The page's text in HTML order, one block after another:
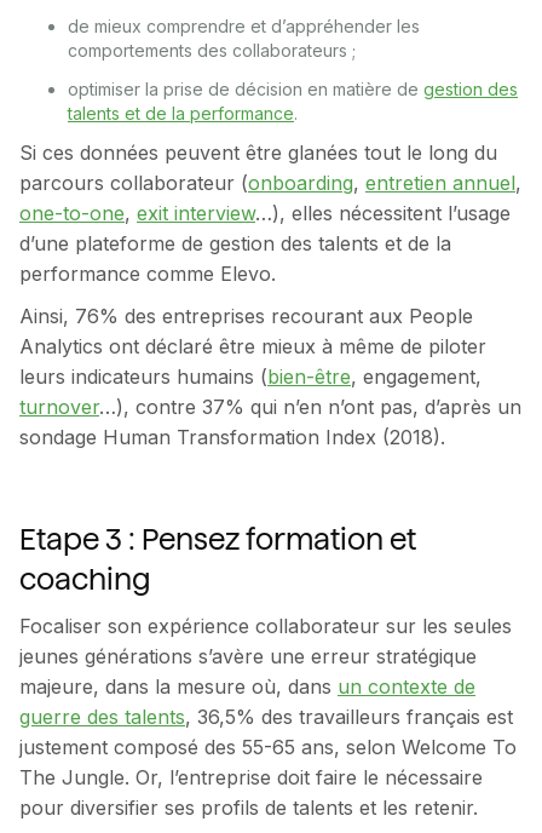
de mieux comprendre et d’appréhender les
comportements des collaborateurs ;
optimiser la prise de décision en matière de gestion des
talents et de la performance.
Si ces données peuvent être glanées tout le long du
parcours collaborateur (onboarding, entretien annuel,
one-to-one, exit interview…), elles nécessitent l’usage
d’une plateforme de gestion des talents et de la
performance comme Elevo.
Ainsi, 76% des entreprises recourant aux People
Analytics ont déclaré être mieux à même de piloter
leurs indicateurs humains (bien-être, engagement,
turnover…), contre 37% qui n’en n’ont pas, d’après un
sondage Human Transformation Index (2018).
Etape 3 : Pensez formation et
coaching
Focaliser son expérience collaborateur sur les seules
jeunes générations s’avère une erreur stratégique
majeure, dans la mesure où, dans un contexte de
guerre des talents, 36,5% des travailleurs français est
justement composé des 55-65 ans, selon Welcome To
The Jungle. Or, l’entreprise doit faire le nécessaire
pour diversifier ses profils de talents et les retenir.